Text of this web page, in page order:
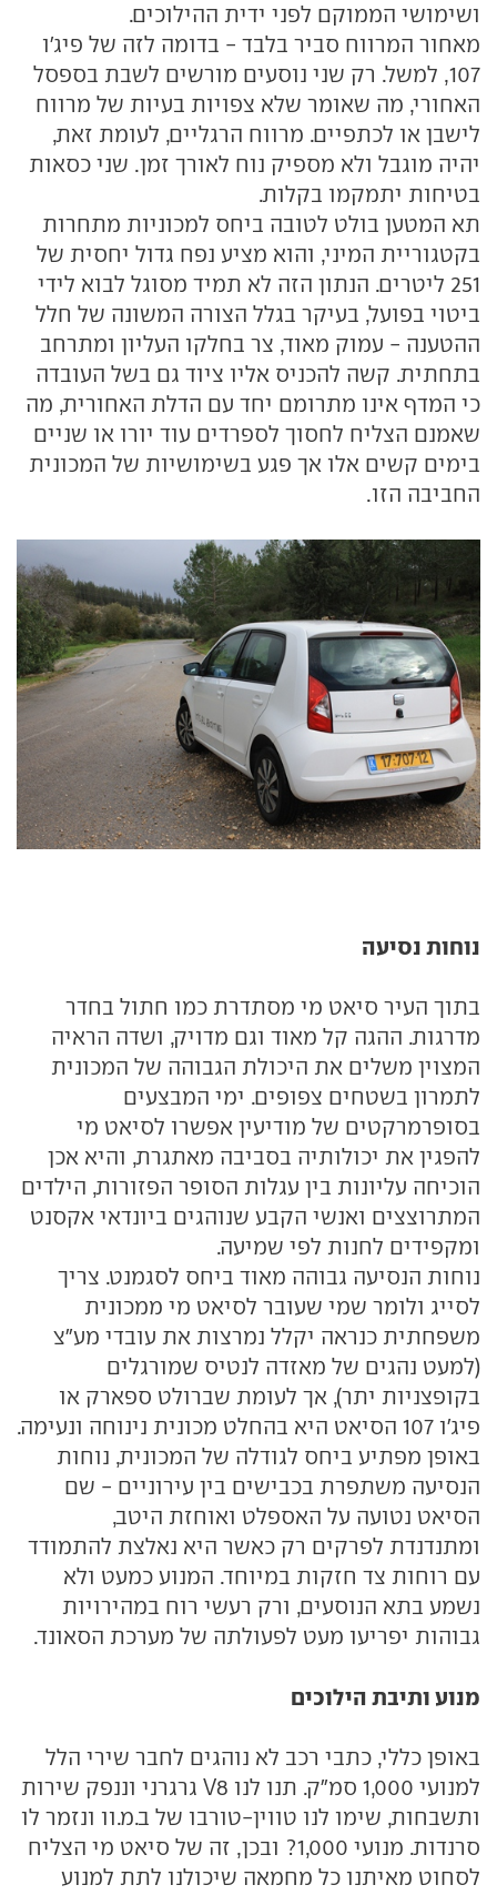
ושימושי הממוקם לפני ידית ההילוכים.
מאחור המרווח סביר בלבד - בדומה לזה של פיג'ו
107, למשל. רק שני נוסעים מורשים לשבת בספסל
האחורי, מה שאומר שלא צפויות בעיות של מרווח
לישבן או לכתפיים. מרווח הרגליים, לעומת זאת,
יהיה מוגבל ולא מספיק נוח לאורך זמן. שני כסאות
בטיחות יתמקמו בקלות.
תא המטען בולט לטובה ביחס למכוניות מתחרות
בקטגוריית המיני, והוא מציע נפח גדול יחסית של
251 ליטרים. הנתון הזה לא תמיד מסוגל לבוא לידי
ביטוי בפועל, בעיקר בגלל הצורה המשונה של חלל
ההטענה - עמוק מאוד, צר בחלקו העליון ומתרחב
בתחתית. קשה להכניס אליו ציוד גם בשל העובדה
כי המדף אינו מתרומם יחד עם הדלת האחורית, מה
שאמנם הצליח לחסוך לספרדים עוד יורו או שניים
בימים קשים אלו אך פגע בשימושיות של המכונית
החביבה הזו.
נוחות נסיעה
בתוך העיר סיאט מי מסתדרת כמו חתול בחדר
מדרגות. ההגה קל מאוד וגם מדויק, ושדה הראיה
המצוין משלים את היכולת הגבוהה של המכונית
לתמרון בשטחים צפופים. ימי המבצעים
בסופרמרקטים של מודיעין אפשרו לסיאט מי
להפגין את יכולותיה בסביבה מאתגרת, והיא אכן
הוכיחה עליונות בין עגלות הסופר הפזורות, הילדים
המתרוצצים ואנשי הקבע שנוהגים ביונדאי אקסנט
ומקפידים לחנות לפי שמיעה.
נוחות הנסיעה גבוהה מאוד ביחס לסגמנט. צריך
לסייג ולומר שמי שעובר לסיאט מי ממכונית
משפחתית כנראה יקלל נמרצות את עובדי מע"צ
(למעט נהגים של מאזדה לנטיס שמורגלים
בקופצניות יתר), אך לעומת שברולט ספארק או
פיג'ו 107 הסיאט היא בהחלט מכונית נינוחה ונעימה.
באופן מפתיע ביחס לגודלה של המכונית, נוחות
הנסיעה משתפרת בכבישים בין עירוניים - שם
הסיאט נטועה על האספלט ואוחזת היטב,
ומתנדנדת לפרקים רק כאשר היא נאלצת להתמודד
עם רוחות צד חזקות במיוחד. המנוע כמעט ולא
נשמע בתא הנוסעים, ורק רעשי רוח במהירויות
גבוהות יפריעו מעט לפעולתה של מערכת הסאונד.
מנוע ותיבת הילוכים
באופן כללי, כתבי רכב לא נוהגים לחבר שירי הלל
למנועי 1,000 סמ"ק. תנו לנו V8 גרגרני וננפק שירות
ותשבחות, שימו לנו טווין-טורבו של ב.מ.וו ונזמר לו
סרנדות. מנועי 1,000? ובכן, זה של סיאט מי הצליח
לסחוט מאיתנו כל מחמאה שיכולנו לתת למנוע